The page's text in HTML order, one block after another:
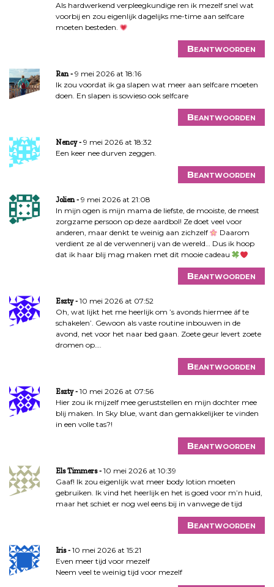
Als hardwerkend verpleegkundige ren ik mezelf snel wat
voorbij en zou eigenlijk dagelijks me-time aan selfcare
moeten besteden.
Beantwoorden
Ran
9 mei 2026 at 18:16
Ik zou voordat ik ga slapen wat meer aan selfcare moeten
doen. En slapen is sowieso ook selfcare
Beantwoorden
Nency
9 mei 2026 at 18:32
Een keer nee durven zeggen.
Beantwoorden
Jolien
9 mei 2026 at 21:08
In mijn ogen is mijn mama de liefste, de mooiste, de meest
zorgzame persoon op deze aardbol! Ze doet veel voor
anderen, maar denkt te weinig aan zichzelf
Daarom
verdient ze al de verwennerij van de wereld… Dus ik hoop
dat ik haar blij mag maken met dit mooie cadeau
Beantwoorden
Eszty
10 mei 2026 at 07:52
Oh, wat lijkt het me heerlijk om ’s avonds hiermee áf te
schakelen’. Gewoon als vaste routine inbouwen in de
avond, net voor het naar bed gaan. Zoete geur levert zoete
dromen op….
Beantwoorden
Eszty
10 mei 2026 at 07:56
Hier zou ik mijzelf mee geruststellen en mijn dochter mee
blij maken. In Sky blue, want dan gemakkelijker te vinden
in een volle tas?!
Beantwoorden
Els Timmers
10 mei 2026 at 10:39
Gaaf! Ik zou eigenlijk wat meer body lotion moeten
gebruiken. Ik vind het heerlijk en het is goed voor m’n huid,
maar het schiet er nog wel eens bij in vanwege de tijd
Beantwoorden
Iris
10 mei 2026 at 15:21
Even meer tijd voor mezelf
Neem veel te weinig tijd voor mezelf